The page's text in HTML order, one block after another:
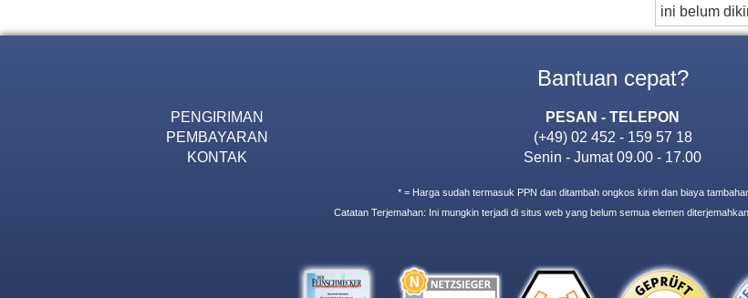
ini belum
Bantuan cepat?
PENGIRIMAN
PEMBAYARAN
KONTAK
PESAN - TELEPON
(+49) 02 452 - 159 57 18
Senin - Jumat 09.00 - 17.00
* = Harga sudah termasuk PPN dan ditambah ongkos kirim dan biaya
Catatan Terjemahan: Ini mungkin terjadi di situs web yang belum semua elemen